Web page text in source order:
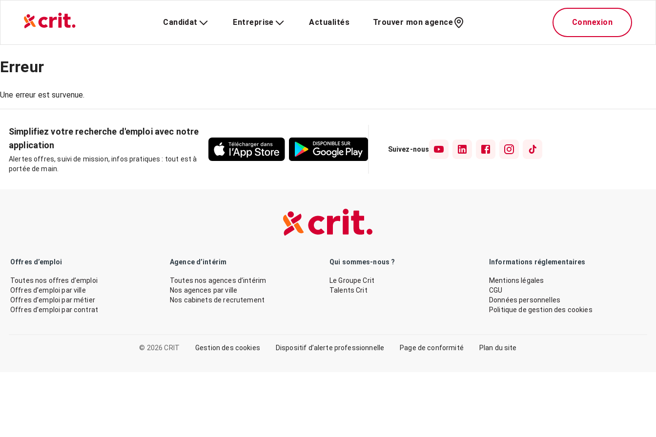
Candidat Entreprise Actualités Trouver mon agence Connexion
Erreur
Une erreur est survenue.
Simplifiez votre recherche d'emploi avec notre
application
Alertes offres, suivi de mission, infos pratiques : tout est à
portée de main.
Suivez-nous
Offres d’emploi
Toutes nos offres d’emploi
Offres d’emploi par ville
Offres d’emploi par métier
Offres d’emploi par contrat
Agence d’intérim
Toutes nos agences d’intérim
Nos agences par ville
Nos cabinets de recrutement
Qui sommes-nous ?
Le Groupe Crit
Talents Crit
Informations réglementaires
Mentions légales
CGU
Données personnelles
Politique de gestion des cookies
© 2026 CRIT Gestion des cookies Dispositif d’alerte professionnelle Page de conformité Plan du site